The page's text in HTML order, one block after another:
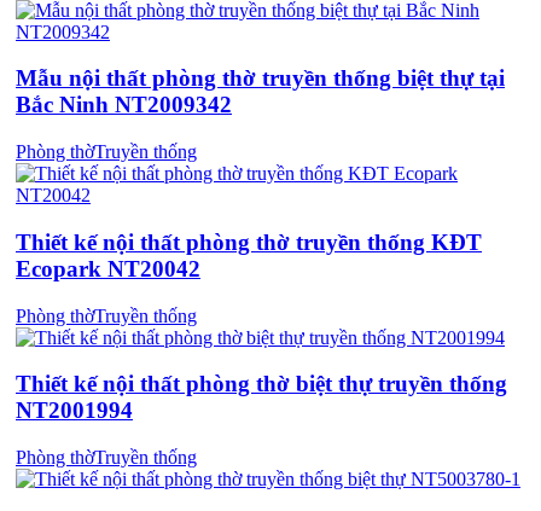
Mẫu nội thất phòng thờ truyền thống biệt thự tại
Bắc Ninh NT2009342
Phòng thờTruyền thống
Thiết kế nội thất phòng thờ truyền thống KĐT
Ecopark NT20042
Phòng thờTruyền thống
Thiết kế nội thất phòng thờ biệt thự truyền thống
NT2001994
Phòng thờTruyền thống